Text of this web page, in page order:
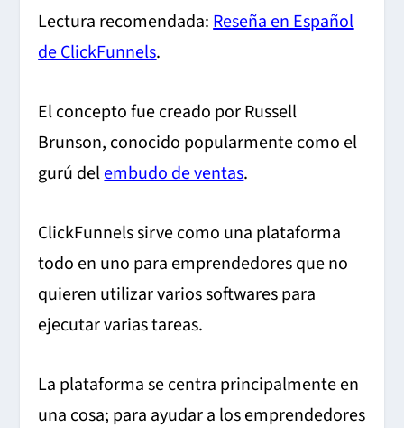
Lectura recomendada:Reseña en Español
de ClickFunnels.
El concepto fue creado por Russell
Brunson, conocido popularmente como el
gurú delembudo de ventas.
ClickFunnels sirve como una plataforma
todo en uno para emprendedores que no
quieren utilizar varios softwares para
ejecutar varias tareas.
La plataforma se centra principalmente en
una cosa; para ayudar a los emprendedores